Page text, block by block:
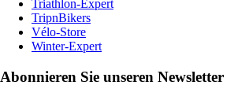
Triathlon-Expert
TripnBikers
Vélo-Store
Winter-Expert
Abonnieren Sie unseren Newsletter